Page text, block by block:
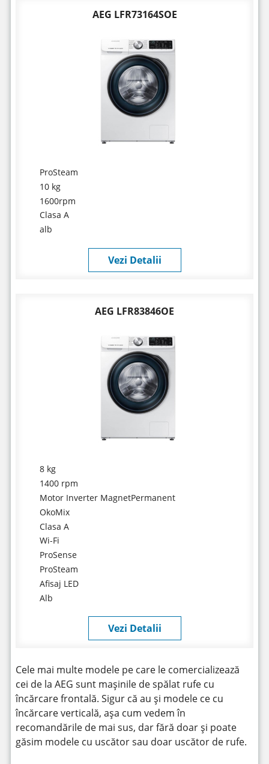
AEG LFR73164SOE
ProSteam
10 kg
1600rpm
Clasa A
alb
Vezi Detalii
AEG LFR83846OE
8 kg
1400 rpm
Motor Inverter MagnetPermanent
OkoMix
Clasa A
Wi-Fi
ProSense
ProSteam
Afisaj LED
Alb
Vezi Detalii
Cele mai multe modele pe care le comercializează
cei de la AEG sunt mașinile de spălat rufe cu
încărcare frontală. Sigur că au și modele ce cu
încărcare verticală, așa cum vedem în
recomandările de mai sus, dar fără doar și poate
găsim modele cu uscător sau doar uscător de rufe.